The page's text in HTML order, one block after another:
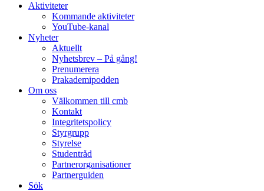
Aktiviteter
Kommande aktiviteter
YouTube-kanal
Nyheter
Aktuellt
Nyhetsbrev – På gång!
Prenumerera
Prakademipodden
Om oss
Välkommen till cmb
Kontakt
Integritetspolicy
Styrgrupp
Styrelse
Studentråd
Partnerorganisationer
Partnerguiden
Sök